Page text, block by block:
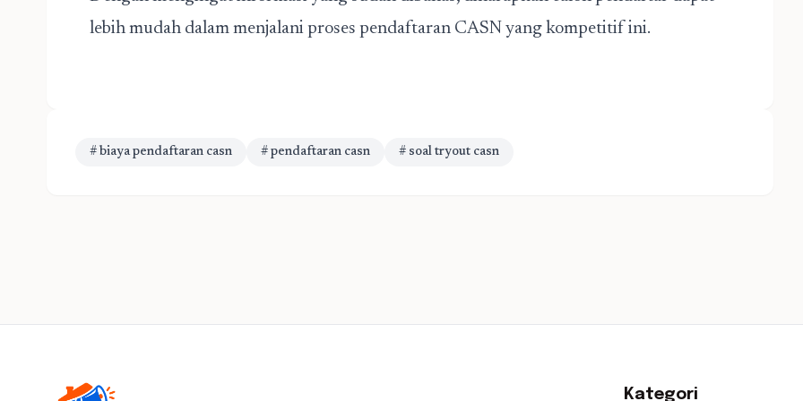
lebih mudah dalam menjalani proses pendaftaran CASN yang kompetitif ini.
# biaya pendaftaran casn # pendaftaran casn # soal tryout casn
Kategori